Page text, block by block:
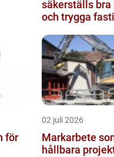
säkerställs
och trygga
02 juli 2026
Markarbete
hållbara